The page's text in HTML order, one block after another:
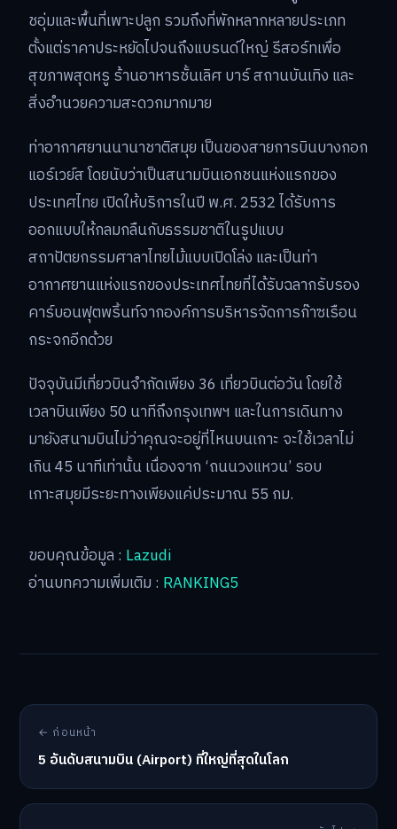
ชอุ่มและพื้นที่เพาะปลูก รวมถึงที่พักหลากหลายประเภท
ตั้งแต่ราคาประหยัดไปจนถึงแบรนด์ใหญ่ รีสอร์ทเพื่อ
สุขภาพสุดหรู ร้านอาหารชั้นเลิศ บาร์ สถานบันเทิง และ
สิ่งอำนวยความสะดวกมากมาย
ท่าอากาศยานนานาชาติสมุย เป็นของสายการบินบางกอก
แอร์เวย์ส โดยนับว่าเป็นสนามบินเอกชนแห่งแรกของ
ประเทศไทย เปิดให้บริการในปี พ.ศ. 2532 ได้รับการ
ออกแบบให้กลมกลืนกับธรรมชาติในรูปแบบ
สถาปัตยกรรมศาลาไทยไม้แบบเปิดโล่ง และเป็นท่า
อากาศยานแห่งแรกของประเทศไทยที่ได้รับฉลากรับรอง
คาร์บอนฟุตพริ้นท์จากองค์การบริหารจัดการก๊าซเรือน
กระจกอีกด้วย
ปัจจุบันมีเที่ยวบินจำกัดเพียง 36 เที่ยวบินต่อวัน โดยใช้
เวลาบินเพียง 50 นาทีถึงกรุงเทพฯ และในการเดินทาง
มายังสนามบินไม่ว่าคุณจะอยู่ที่ไหนบนเกาะ จะใช้เวลาไม่
เกิน 45 นาทีเท่านั้น เนื่องจาก ‘ถนนวงแหวน’ รอบ
เกาะสมุยมีระยะทางเพียงแค่ประมาณ 55 กม.
ขอบคุณข้อมูล : Lazudi
อ่านบทความเพิ่มเติม : RANKING5
← ก่อนหน้า
5 อันดับสนามบิน (Airport) ที่ใหญ่ที่สุดในโลก